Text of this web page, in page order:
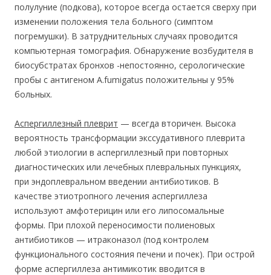
полулуние (подкова), которое всегда остается сверху при
изменении положения тела больного (симптом
погремушки). В затруднительных случаях проводится
компьютерная томография. Обнаружение возбудителя в
биосубстратах бронхов -непостоянно, серологические
пробы с антигеном A.fumigatus положительны у 95%
больных.
Аспергиллезный плеврит — всегда вторичен. Высока
вероятность трансформации экссудативного плеврита
любой этиологии в аспергиллезный при повторных
диагностических или лечебных плевральных пункциях,
при эндоплевральном введении антибиотиков. В
качестве этиотропного лечения аспергиллеза
используют амфотерицин или его липосомальные
формы. При плохой переносимости полиеновых
антибиотиков — итраконазол (под контролем
функционального состояния печени и почек). При острой
форме аспергиллеза антимикотик вводится в